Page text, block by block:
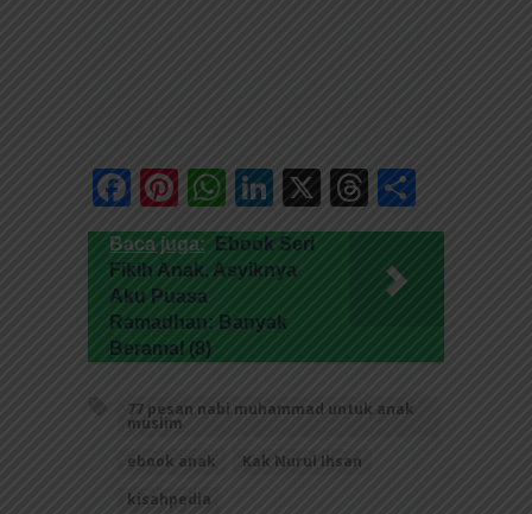
Facebook
Pinterest
WhatsApp
LinkedIn
X Threads
Baca juga:
Ebook Seri
Fikih Anak, Asyiknya
Aku Puasa
Ramadhan: Banyak
Beramal (8)
77 pesan nabi muhammad untuk anak
muslim
ebook anak
Kak Nurul Ihsan
kisahpedia